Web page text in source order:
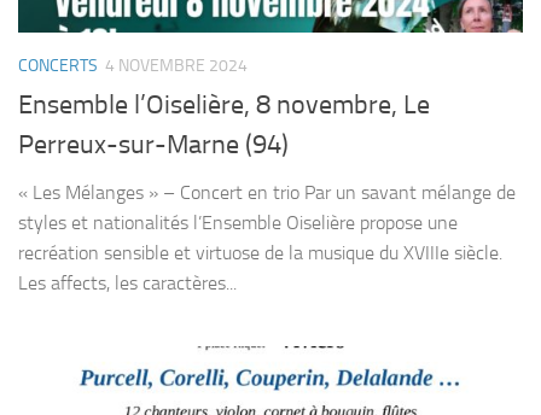
CONCERTS 4 NOVEMBRE 2024
Ensemble l’Oiselière, 8 novembre, Le
Perreux-sur-Marne (94)
« Les Mélanges » – Concert en trio Par un savant mélange de
styles et nationalités l’Ensemble Oiselière propose une
recréation sensible et virtuose de la musique du XVIIIe siècle.
Les affects, les caractères...